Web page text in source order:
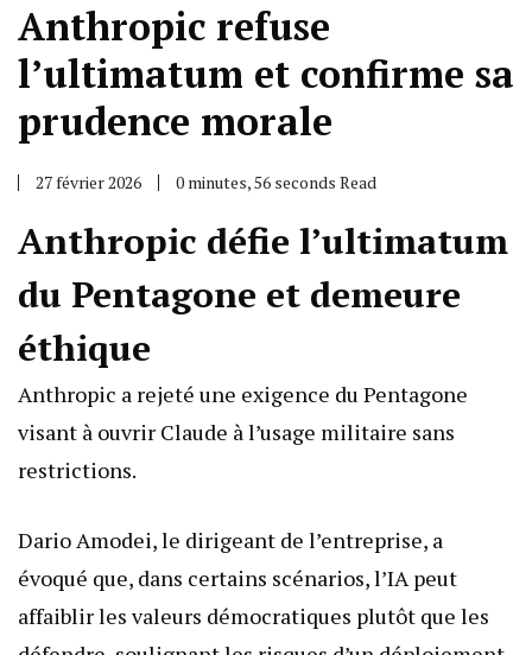
Anthropic refuse
l’ultimatum et confirme sa
prudence morale
27 février 2026 0 minutes, 56 seconds Read
Anthropic défie l’ultimatum
du Pentagone et demeure
éthique
Anthropic a rejeté une exigence du Pentagone
visant à ouvrir Claude à l’usage militaire sans
restrictions.
Dario Amodei, le dirigeant de l’entreprise, a
évoqué que, dans certains scénarios, l’IA peut
affaiblir les valeurs démocratiques plutôt que les